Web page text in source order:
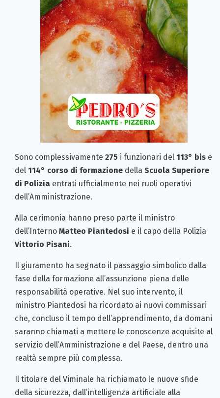
Sono complessivamente 275 i funzionari del 113° bis e
del 114° corso di formazione della Scuola Superiore
di Polizia entrati ufficialmente nei ruoli operativi
dell’Amministrazione.
Alla cerimonia hanno preso parte il ministro
dell’Interno Matteo Piantedosi e il capo della Polizia
Vittorio Pisani.
Il giuramento ha segnato il passaggio simbolico dalla
fase della formazione all’assunzione piena delle
responsabilità operative. Nel suo intervento, il
ministro Piantedosi ha ricordato ai nuovi commissari
che, concluso il tempo dell’apprendimento, da domani
saranno chiamati a mettere le conoscenze acquisite al
servizio dell’Amministrazione e del Paese, dentro una
realtà sempre più complessa.
Il titolare del Viminale ha richiamato le nuove sfide
della sicurezza, dall’intelligenza artificiale alla